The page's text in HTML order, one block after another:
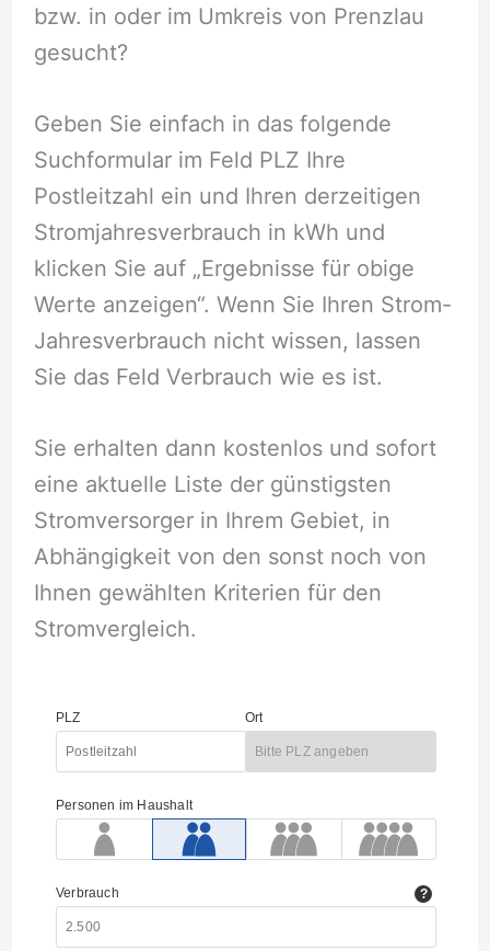
bzw. in oder im Umkreis von Prenzlau
gesucht?
Geben Sie einfach in das folgende
Suchformular im Feld PLZ Ihre
Postleitzahl ein und Ihren derzeitigen
Stromjahresverbrauch in kWh und
klicken Sie auf „Ergebnisse für obige
Werte anzeigen“. Wenn Sie Ihren Strom-
Jahresverbrauch nicht wissen, lassen
Sie das Feld Verbrauch wie es ist.
Sie erhalten dann kostenlos und sofort
eine aktuelle Liste der günstigsten
Stromversorger in Ihrem Gebiet, in
Abhängigkeit von den sonst noch von
Ihnen gewählten Kriterien für den
Stromvergleich.